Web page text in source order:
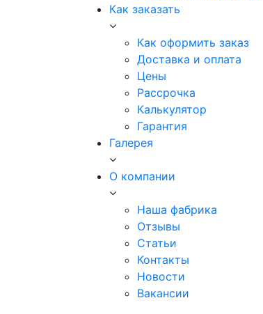
Как заказать
Как оформить заказ
Доставка и оплата
Цены
Рассрочка
Калькулятор
Гарантия
Галерея
О компании
Наша фабрика
Отзывы
Статьи
Контакты
Новости
Вакансии